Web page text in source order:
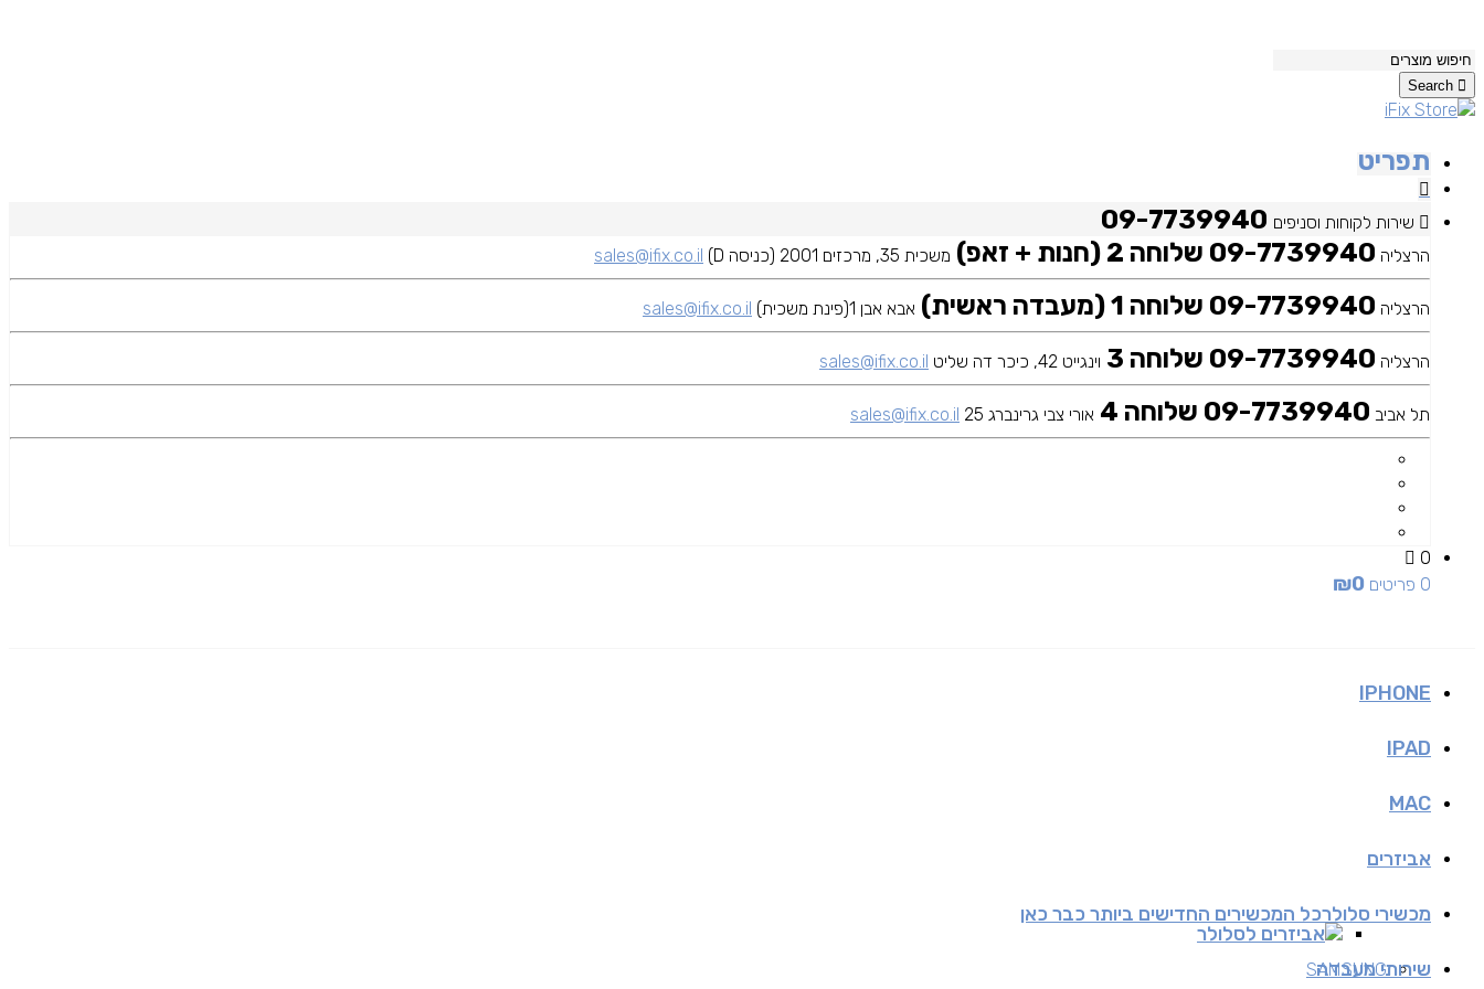
Search
תפריט
שירות לקוחות וסניפים
הרצליה 09-7739940 שלוחה 2 (חנות + זאפ) משכית 35, מרכזים 2001 (כניסה D) sales@ifix.co.il
הרצליה 09-7739940 שלוחה 1 (מעבדה ראשית) אבא אבן 1(פינת משכית) sales@ifix.co.il
הרצליה 09-7739940 שלוחה 3 וינגייט 42, כיכר דה שליט sales@ifix.co.il
תל אביב 09-7739940 שלוחה 4 אורי צבי גרינברג 25 sales@ifix.co.il
0
0 פריטים
₪0
IPHONE
IPAD
MAC
אביזרים
אביזרים לסלולר
מכשירי סלולרכל המכשירים החדישים ביותר כבר כאן
SAMSUNG
שירותי מעבדה